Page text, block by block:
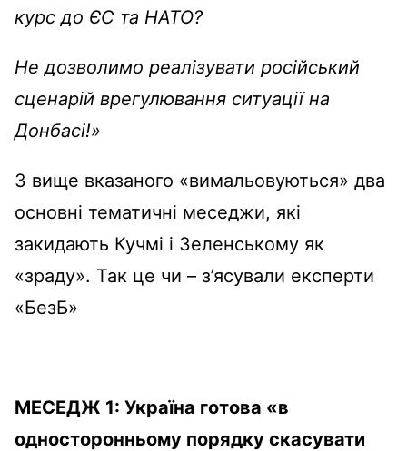
курс до ЄС та НАТО?
Не дозволимо реалізувати російський
сценарій врегулювання ситуації на
Донбасі!»
З вище вказаного «вимальовуються» два
основні тематичні меседжи, які
закидають Кучмі і Зеленському як
«зраду». Так це чи – з’ясували експерти
«БезБ»
МЕСЕДЖ 1: Україна готова «в
односторонньому порядку скасувати